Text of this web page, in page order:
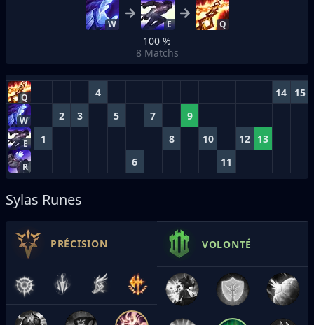
W E Q
100 %
8 Matchs
Q 4 14 15
W 2 3 5 7 9
E 1 8 10 12 13
R 6 11
Sylas Runes
PRÉCISION VOLONTÉ